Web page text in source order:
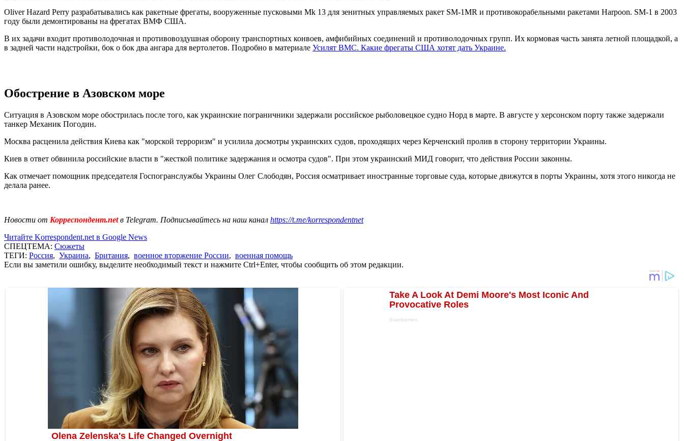
Oliver Hazard Perry разрабатывались как ракетные фрегаты, вооруженные пусковыми Mk 13 для зенитных управляемых ракет SM-1MR и противокорабельными ракетами Harpoon. SM-1 в 2003
году были демонтированы на фрегатах ВМФ США.
В их задачи входит противолодочная и противовоздушная оборону транспортных конвоев, амфибийных соединений и противолодочных групп. Их кормовая часть занята летной площадкой, а
в задней части надстройки, бок о бок два ангара для вертолетов. Подробно в материале Усилят ВМС. Какие фрегаты США хотят дать Украине.
Обострение в Азовском море
Ситуация в Азовском море обострилась после того, как украинские пограничники задержали российское рыболовецкое судно Норд в марте. В августе у херсонском порту также задержали
танкер Механик Погодин.
Москва расценила действия Киева как "морской терроризм" и усилила досмотры украинских судов, проходящих через Керченский пролив в сторону территории Украины.
Киев в ответ обвинила российские власти в "жесткой политике задержания и осмотра судов". При этом украинский МИД говорит, что действия России законны.
Как отмечает помощник председателя Госпогранслужбы Украины Олег Слободян, Россия осматривает иностранные торговые суда, которые движутся в порты Украины, хотя этого никогда не
делала ранее.
Новости от Корреспондент.netв Telegram. Подписывайтесь на наш канал https://t.me/korrespondentnet
Читайте Korrespondent.net в Google News
СПЕЦТЕМА: Сюжеты
ТЕГИ: Россия, Украина, Британия, военное вторжение России, военная помощь
Если вы заметили ошибку, выделите необходимый текст и нажмите Ctrl+Enter, чтобы сообщить об этом редакции.